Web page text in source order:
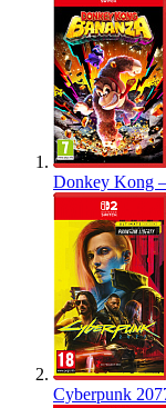
Donkey Kong
Cyberpunk